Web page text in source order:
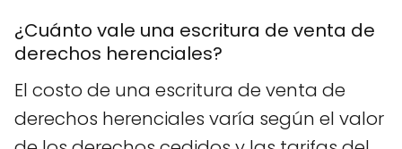
¿Cuánto vale una escritura de venta de
derechos herenciales?
El costo de una escritura de venta de
derechos herenciales varía según el valor